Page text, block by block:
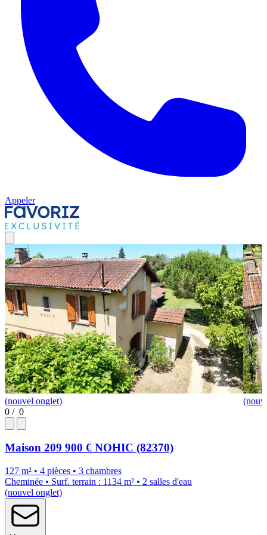
Appeler
(nouvel onglet)
0 / 0
Maison 209 900 € NOHIC (82370)
127 m² • 4 pièces • 3 chambres
Cheminée • Surf. terrain : 1134 m² • 2 salles d'eau
(nouvel onglet)